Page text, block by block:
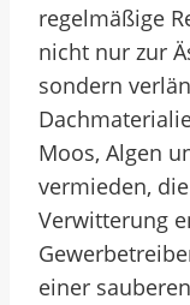
regelmäßige
nicht nur zur
sondern
Moos, Algen
vermieden,
Verwitterung
einer